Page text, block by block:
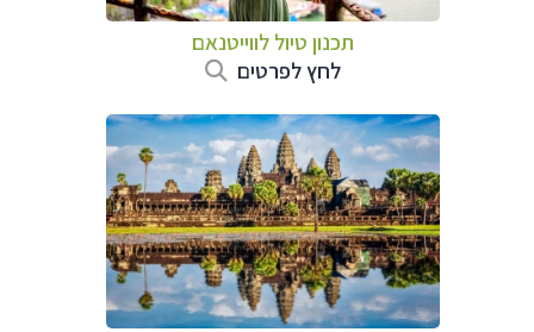
תכנון טיול לווייטנאם
לחץ לפרטים